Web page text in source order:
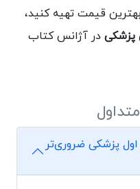
قیمت تهیه کنید،
پزشکی در آژانس کتاب
پزشکی ضروری‌تر